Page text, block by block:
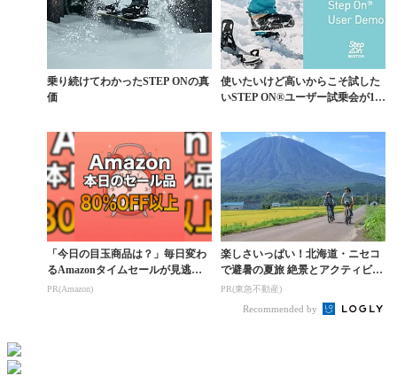
乗り続けてわかったSTEP ONの真
価
使いたいけど高いからこそ試した
いSTEP ON®ユーザー試乗会が12
「今日の目玉商品は？」毎日変わ
るAmazonタイムセールが見逃せ
ない
PR(Amazon)
楽しさいっぱい！北海道・ニセコ
で避暑の夏旅 絶景とアクティビテ
ィが揃う「ニセコ東...
PR(東急不動産)
Recommended by